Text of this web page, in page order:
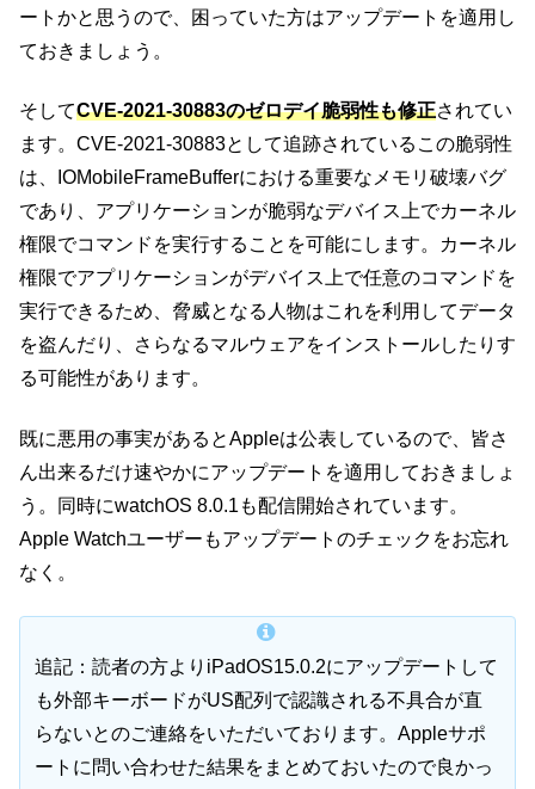
ートかと思うので、困っていた方はアップデートを適用し
ておきましょう。
そしてCVE-2021-30883のゼロデイ脆弱性も修正されてい
ます。CVE-2021-30883として追跡されているこの脆弱性
は、IOMobileFrameBufferにおける重要なメモリ破壊バグ
であり、アプリケーションが脆弱なデバイス上でカーネル
権限でコマンドを実行することを可能にします。カーネル
権限でアプリケーションがデバイス上で任意のコマンドを
実行できるため、脅威となる人物はこれを利用してデータ
を盗んだり、さらなるマルウェアをインストールしたりす
る可能性があります。
既に悪用の事実があるとAppleは公表しているので、皆さ
ん出来るだけ速やかにアップデートを適用しておきましょ
う。同時にwatchOS 8.0.1も配信開始されています。
Apple Watchユーザーもアップデートのチェックをお忘れ
なく。
追記：読者の方よりiPadOS15.0.2にアップデートして
も外部キーボードがUS配列で認識される不具合が直
らないとのご連絡をいただいております。Appleサポ
ートに問い合わせた結果をまとめておいたので良かっ